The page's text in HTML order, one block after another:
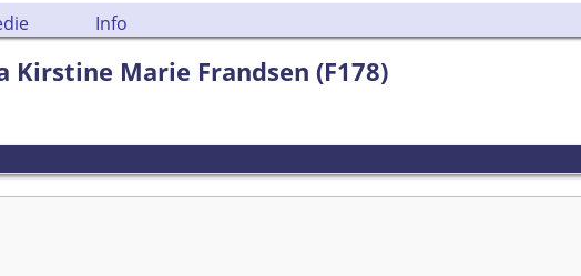
Info
Kirstine Marie Frandsen (F178)